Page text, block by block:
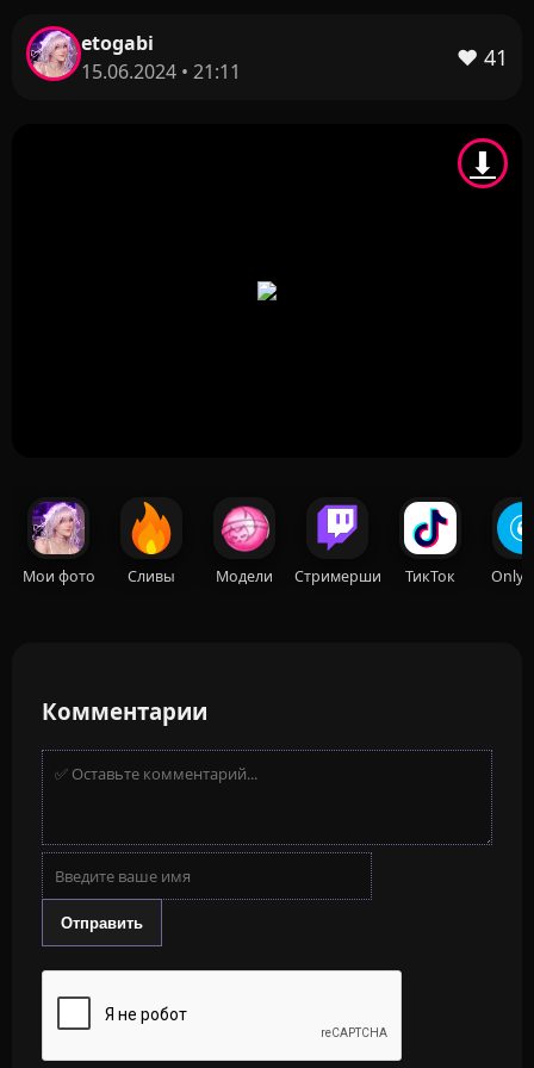
etogabi
15.06.2024 • 21:11
❤️ 41
⬇
Мои фото Сливы Модели Стримерши ТикТок
Комментарии